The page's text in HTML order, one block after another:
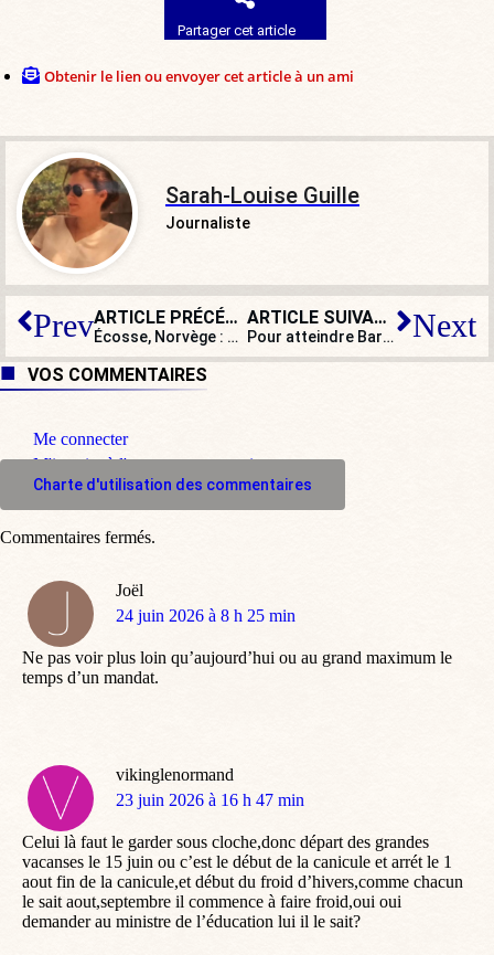
Partager cet article
Obtenir le lien ou envoyer cet article à un ami
Sarah-Louise Guille
Journaliste
Prev ARTICLE PRÉCÉDENT
Écosse, Norvège : quand les supporters exaltent l’histoire nationale
ARTICLE SUIVANT
Pour atteindre Bardella, Attal vire au complotisme sur fond de brouille ukraino-polonaise Next
VOS COMMENTAIRES
Me connecter
M'inscrire à l'espace commentaire
Charte d'utilisation des commentaires
Joël
dit
24 juin 2026 à 8 h 25 min
Ne pas voir plus loin qu’aujourd’hui ou au grand maximum le
temps d’un mandat.
vikinglenormand
dit
23 juin 2026 à 16 h 47 min
Celui là faut le garder sous cloche,donc départ des grandes
vacanses le 15 juin ou c’est le début de la canicule et arrét le 1
aout fin de la canicule,et début du froid d’hivers,comme chacun
le sait aout,septembre il commence à faire froid,oui oui
demander au ministre de l’éducation lui il le sait?
Commentaires fermés.